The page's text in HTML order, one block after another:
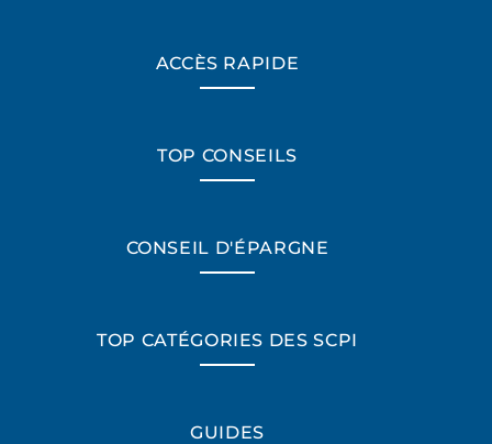
ACCÈS RAPIDE
TOP CONSEILS
CONSEIL D'ÉPARGNE
TOP CATÉGORIES DES SCPI
GUIDES